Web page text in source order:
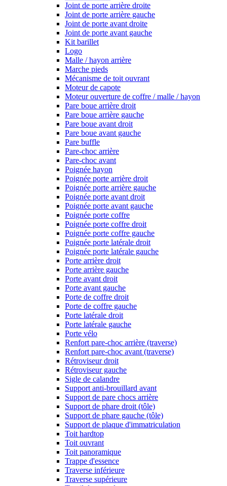
Joint de porte arrière droite
Joint de porte arrière gauche
Joint de porte avant droite
Joint de porte avant gauche
Kit barillet
Logo
Malle / hayon arrière
Marche pieds
Mécanisme de toit ouvrant
Moteur de capote
Moteur ouverture de coffre / malle / hayon
Pare boue arrière droit
Pare boue arrière gauche
Pare boue avant droit
Pare boue avant gauche
Pare buffle
Pare-choc arrière
Pare-choc avant
Poignée hayon
Poignée porte arrière droit
Poignée porte arrière gauche
Poignée porte avant droit
Poignée porte avant gauche
Poignée porte coffre
Poignée porte coffre droit
Poignée porte coffre gauche
Poignée porte latérale droit
Poignée porte latérale gauche
Porte arrière droit
Porte arrière gauche
Porte avant droit
Porte avant gauche
Porte de coffre droit
Porte de coffre gauche
Porte latérale droit
Porte latérale gauche
Porte vélo
Renfort pare-choc arrière (traverse)
Renfort pare-choc avant (traverse)
Rétroviseur droit
Rétroviseur gauche
Sigle de calandre
Support anti-brouillard avant
Support de pare chocs arrière
Support de phare droit (tôle)
Support de phare gauche (tôle)
Support de plaque d'immatriculation
Toit hardtop
Toit ouvrant
Toit panoramique
Trappe d'essence
Traverse inférieure
Traverse supérieure